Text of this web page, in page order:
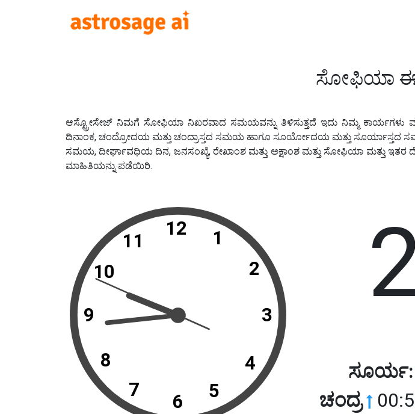
ಸೋಫಿಯಾ
ಆಸ್ಟ್ರೋಸೇಜ್ ನಿಮಗೆ ಸೋಫಿಯಾ ನಿಖರವಾದ ಸಮಯವನ್ನು ತಿಳಿಸುತ್ತದೆ ಇದು ನಿಮ್ಮ ಕಾರ್ಯಗಳು
ದಿನಾಂಕ, ಚಂದ್ರೋದಯ ಮತ್ತು ಚಂದ್ರಾಸ್ತದ ಸಮಯ ಹಾಗೂ ಸೂರ್ಯೋದಯ ಮತ್ತು
ಸಮಯ, ದೀರ್ಘಾವಧಿಯ ದಿನ, ಜನಸಂಖ್ಯೆ, ರೇಖಾಂಶ ಮತ್ತು ಅಕ್ಷಾಂಶ ಮತ್ತು ಸೋಫಿಯಾ ಮತ್ತು
ಮಾಹಿತಿಯನ್ನು ಪಡೆಯಿರಿ.
12
11
10
9
8
7
6 5
4
3
2
1
ಸೂರ್ಯ:
ಚಂದ್ರ